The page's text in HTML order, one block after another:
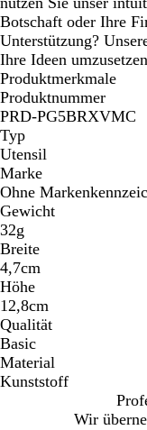
Botschaft oder Ihre
Unterstützung?
Ihre Ideen
Produktmerkmale
Produktnummer
PRD-PG5BRXVMC
Typ
Utensil
Marke
Ohne
Gewicht
32g
Breite
4,7cm
Höhe
12,8cm
Qualität
Basic
Material
Kunststoff
Wir